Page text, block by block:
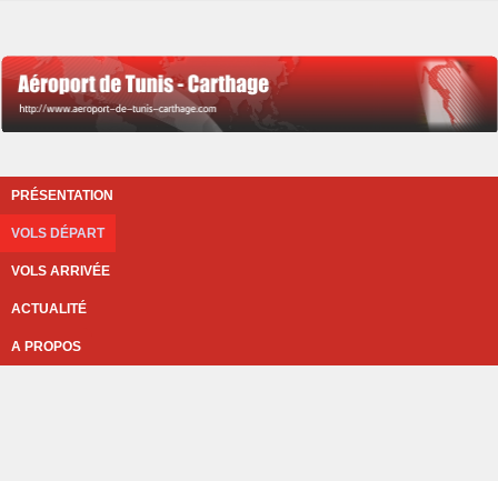
PRÉSENTATION
VOLS DÉPART
VOLS ARRIVÉE
ACTUALITÉ
A PROPOS